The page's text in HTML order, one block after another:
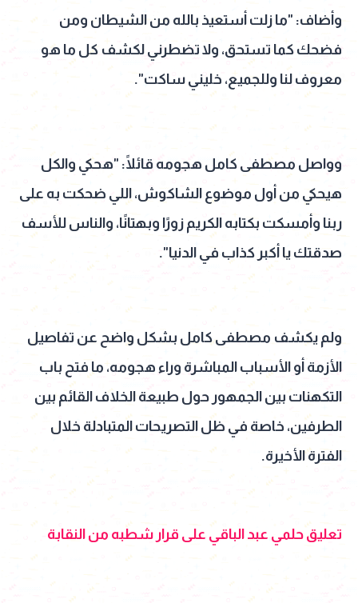
وأضاف: "ما زلت أستعيذ بالله من الشيطان ومن
فضحك كما تستحق، ولا تضطرني لكشف كل ما هو
معروف لنا وللجميع، خليني ساكت".
وواصل مصطفى كامل هجومه قائلًا: "هحكي والكل
هيحكي من أول موضوع الشاكوش، اللي ضحكت به على
ربنا وأمسكت بكتابه الكريم زورًا وبهتانًا، والناس للأسف
صدقتك يا أكبر كذاب في الدنيا".
ولم يكشف مصطفى كامل بشكل واضح عن تفاصيل
الأزمة أو الأسباب المباشرة وراء هجومه، ما فتح باب
التكهنات بين الجمهور حول طبيعة الخلاف القائم بين
الطرفين، خاصة في ظل التصريحات المتبادلة خلال
الفترة الأخيرة.
تعليق حلمي عبد الباقي على قرار شطبه من النقابة